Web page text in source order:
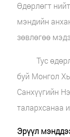
Өдөрлөгт
мэндийн
зөвлөгөө
Тус
буй Монгол
Санхүүгийн
талархсанаа
Эрүүл